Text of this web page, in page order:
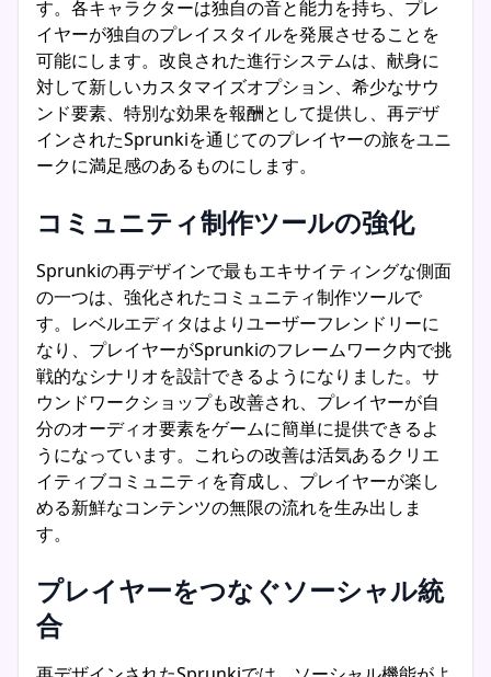
す。各キャラクターは独自の音と能力を持ち、プレ
イヤーが独自のプレイスタイルを発展させることを
可能にします。改良された進行システムは、献身に
対して新しいカスタマイズオプション、希少なサウ
ンド要素、特別な効果を報酬として提供し、再デザ
インされたSprunkiを通じてのプレイヤーの旅をユニ
ークに満足感のあるものにします。
コミュニティ制作ツールの強化
Sprunkiの再デザインで最もエキサイティングな側面
の一つは、強化されたコミュニティ制作ツールで
す。レベルエディタはよりユーザーフレンドリーに
なり、プレイヤーがSprunkiのフレームワーク内で挑
戦的なシナリオを設計できるようになりました。サ
ウンドワークショップも改善され、プレイヤーが自
分のオーディオ要素をゲームに簡単に提供できるよ
うになっています。これらの改善は活気あるクリエ
イティブコミュニティを育成し、プレイヤーが楽し
める新鮮なコンテンツの無限の流れを生み出しま
す。
プレイヤーをつなぐソーシャル統
合